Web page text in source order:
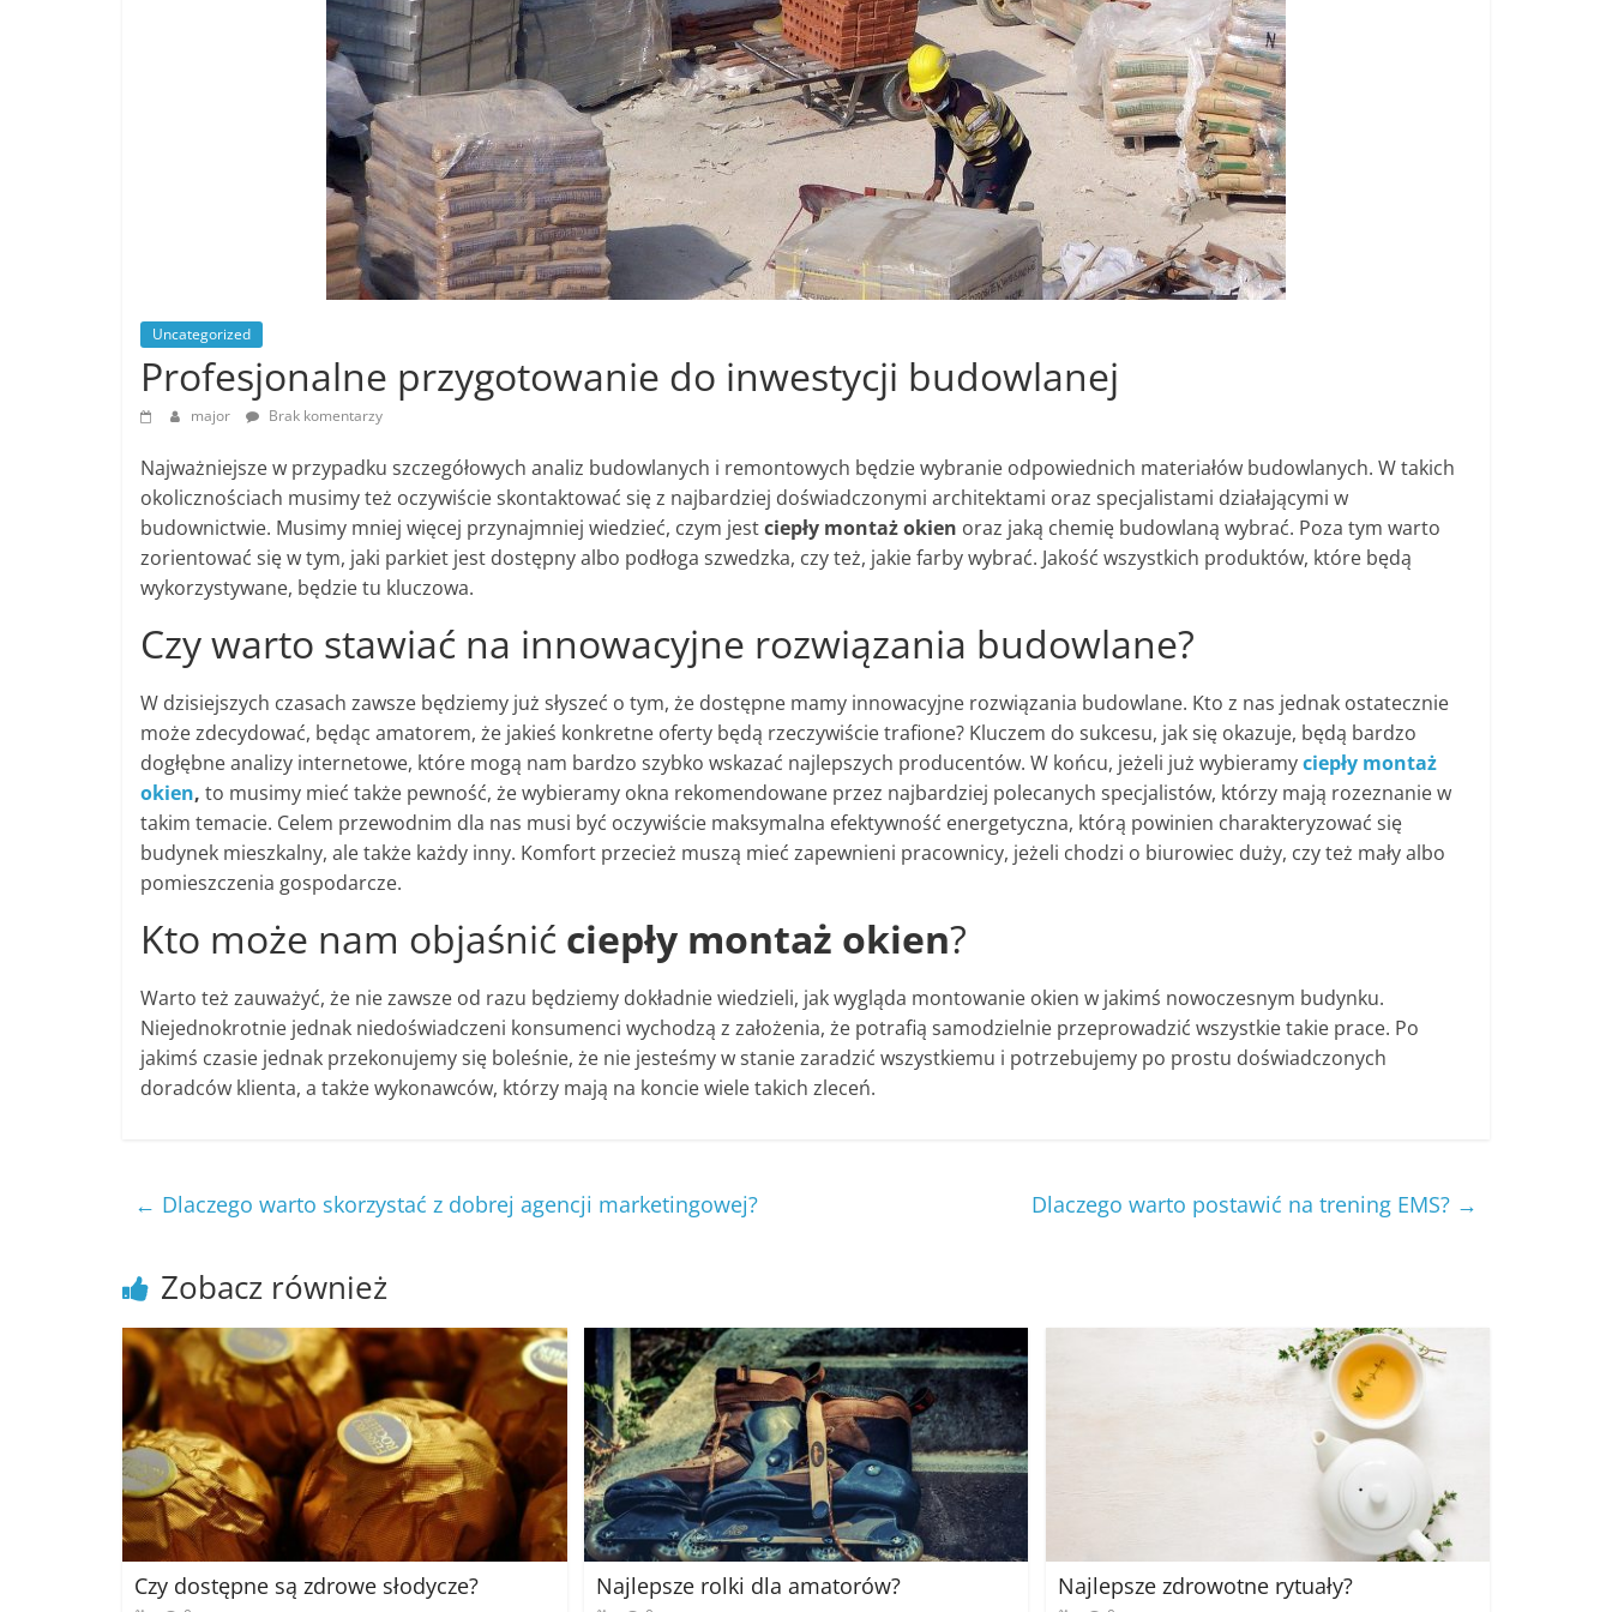
Uncategorized
Profesjonalne przygotowanie do inwestycji budowlanej
major Brak komentarzy
Najważniejsze w przypadku szczegółowych analiz budowlanych i remontowych będzie wybranie odpowiednich materiałów budowlanych. W takich
okolicznościach musimy też oczywiście skontaktować się z najbardziej doświadczonymi architektami oraz specjalistami działającymi w
budownictwie. Musimy mniej więcej przynajmniej wiedzieć, czym jestciepły montaż okien oraz jaką chemię budowlaną wybrać. Poza tym warto
zorientować się w tym, jaki parkiet jest dostępny albo podłoga szwedzka, czy też, jakie farby wybrać. Jakość wszystkich produktów, które będą
wykorzystywane, będzie tu kluczowa.
Czy warto stawiać na innowacyjne rozwiązania budowlane?
W dzisiejszych czasach zawsze będziemy już słyszeć o tym, że dostępne mamy innowacyjne rozwiązania budowlane. Kto z nas jednak ostatecznie
może zdecydować, będąc amatorem, że jakieś konkretne oferty będą rzeczywiście trafione? Kluczem do sukcesu, jak się okazuje, będą bardzo
dogłębne analizy internetowe, które mogą nam bardzo szybko wskazać najlepszych producentów. W końcu, jeżeli już wybieramyciepły montaż
okien, to musimy mieć także pewność, że wybieramy okna rekomendowane przez najbardziej polecanych specjalistów, którzy mają rozeznanie w
takim temacie. Celem przewodnim dla nas musi być oczywiście maksymalna efektywność energetyczna, którą powinien charakteryzować się
budynek mieszkalny, ale także każdy inny. Komfort przecież muszą mieć zapewnieni pracownicy, jeżeli chodzi o biurowiec duży, czy też mały albo
pomieszczenia gospodarcze.
Kto może nam objaśnić ciepły montaż okien?
Warto też zauważyć, że nie zawsze od razu będziemy dokładnie wiedzieli, jak wygląda montowanie okien w jakimś nowoczesnym budynku.
Niejednokrotnie jednak niedoświadczeni konsumenci wychodzą z założenia, że potrafią samodzielnie przeprowadzić wszystkie takie prace. Po
jakimś czasie jednak przekonujemy się boleśnie, że nie jesteśmy w stanie zaradzić wszystkiemu i potrzebujemy po prostu doświadczonych
doradców klienta, a także wykonawców, którzy mają na koncie wiele takich zleceń.
← Dlaczego warto skorzystać z dobrej agencji marketingowej? Dlaczego warto postawić na trening EMS? →
Zobacz również
Czy dostępne są zdrowe słodycze? Najlepsze rolki dla amatorów? Najlepsze zdrowotne rytuały?